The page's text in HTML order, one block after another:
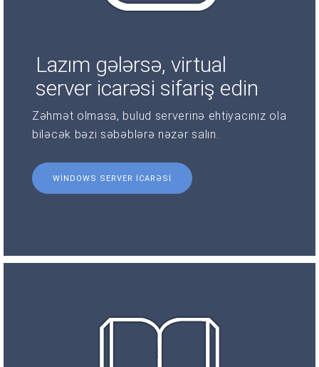
Lazım gələrsə, virtual
server icarəsi sifariş edin
Zəhmət olmasa, bulud serverinə ehtiyacınız ola
biləcək bəzi səbəblərə nəzər salın.
WINDOWS SERVER ICARƏSI